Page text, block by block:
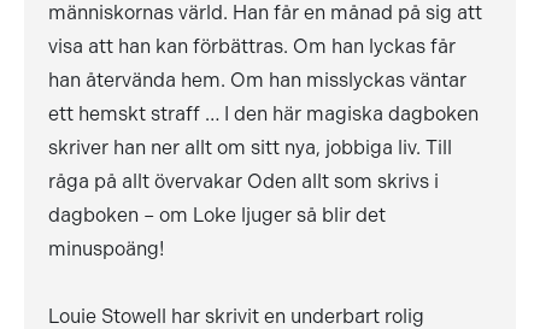
människornas värld. Han får en månad på sig att
visa att han kan förbättras. Om han lyckas får
han återvända hem. Om han misslyckas väntar
ett hemskt straff … I den här magiska dagboken
skriver han ner allt om sitt nya, jobbiga liv. Till
råga på allt övervakar Oden allt som skrivs i
dagboken – om Loke ljuger så blir det
minuspoäng!
Louie Stowell har skrivit en underbart rolig